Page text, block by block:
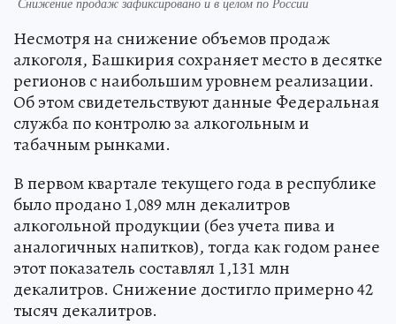
Несмотря на снижение объемов продаж
алкоголя, Башкирия сохраняет место в десятке
регионов с наибольшим уровнем реализации.
Об этом свидетельствуют данные Федеральная
служба по контролю за алкогольным и
табачным рынками.
В первом квартале текущего года в республике
было продано 1,089 млн декалитров
алкогольной продукции (без учета пива и
аналогичных напитков), тогда как годом ранее
этот показатель составлял 1,131 млн
декалитров. Снижение достигло примерно 42
тысяч декалитров.